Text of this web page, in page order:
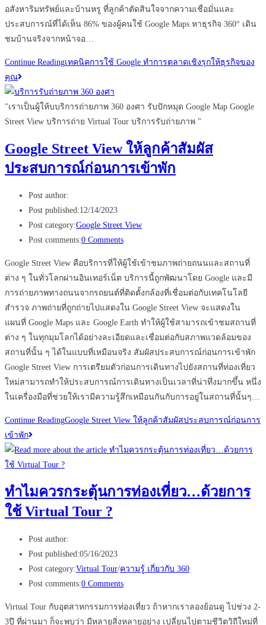
อสังหาริมทรัพย์และบ้านหรู ที่ลูกค้าตัดสินใจจากความเชื่อมั่นและ
ประสบการณ์ที่ได้เห็น 86% ของผู้คนใช้ Google Maps หาธุรกิจ 360° เดิน
ชมบ้านจริงจากหน้าจอ…
Continue Readingเทคนิคการใช้ Google ทำการตลาดเชิงรุกให้ธุรกิจของ
คุณ
"เราเป็นผู้ให้บบริการถ่ายภาพ 360 องศา รับปักหมุด Google Map Google
Street View บริการถ่าย Virtual Tour บริการรับถ่ายภาพ "
Google Street View ให้ลูกค้าสัมผัส
ประสบการณ์ก่อนการเข้าพัก
Post author:
Post published:12/14/2023
Post category:Google Street View
Post comments:0 Comments
Google Street View คือบริการที่ให้ผู้ใช้เข้าชมภาพถ่ายถนนและสถานที่
ต่าง ๆ ในทั่วโลกผ่านอินเทอร์เน็ต บริการนี้ถูกพัฒนาโดย Google และมี
การถ่ายภาพทางถนนจากรถยนต์ที่ติดตั้งกล้องที่เชื่อมต่อกับเทคโนโลยี
สำรวจ ภาพถ่ายที่ถูกถ่ายไปแสดงใน Google Street View จะแสดงใน
แผนที่ Google Maps และ Google Earth ทำให้ผู้ใช้สามารถเข้าชมสถานที่
ต่าง ๆ ในทุกมุมโลกได้อย่างละเอียดและเชื่อมต่อกับสภาพแวดล้อมของ
สถานที่นั้น ๆ ได้ในแบบที่เหมือนจริง สัมผัสประสบการณ์ก่อนการเข้าพัก
Google Street View การเตรียมตัวก่อนการเดินทางไปยังสถานที่ท่องเที่ยว
ใหม่สามารถทำให้ประสบการณ์การเดินทางเป็นเวลาที่น่าทึ่งมากขึ้น หนึ่ง
ในเครื่องมือที่ช่วยให้เรามีความรู้สึกเหมือนกันกับการอยู่ในสถานที่นั้นๆ…
Continue ReadingGoogle Street View ให้ลูกค้าสัมผัสประสบการณ์ก่อนการ
เข้าพัก
ทำไมควรกระตุ้นการท่องเที่ยว…ด้วยการ
ใช้ Virtual Tour ?
Post author:
Post published:05/16/2023
Post category:Virtual Tour/ความรู้ เกี่ยวกับ 360
Post comments:0 Comments
Virtual Tour กับอุตสาหกรรมการท่องเที่ยว ถ้าหากเราลองย้อนดู ไปช่วง 2-
3ปี ที่ผ่านมา ก็จะพบว่า มีหลายสิ่งหลายอย่าง เปลี่ยนไปตามชีวิตวิถีใหม่ที่